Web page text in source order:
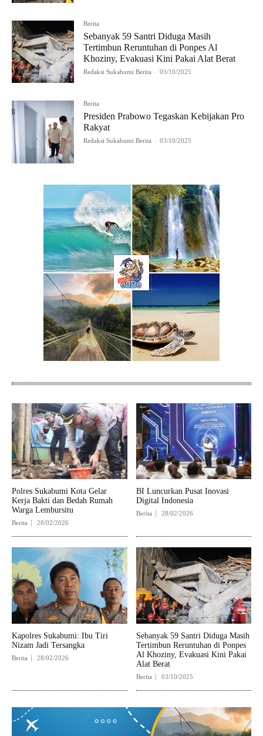
Berita
Sebanyak 59 Santri Diduga Masih
Tertimbun Reruntuhan di Ponpes Al
Khoziny, Evakuasi Kini Pakai Alat Berat
Redaksi Sukabumi Berita - 03/10/2025
Berita
Presiden Prabowo Tegaskan Kebijakan Pro
Rakyat
Redaksi Sukabumi Berita - 03/10/2025
Polres Sukabumi Kota Gelar
Kerja Bakti dan Bedah Rumah
Warga Lembursitu
Berita 28/02/2026
BI Luncurkan Pusat Inovasi
Digital Indonesia
Berita 28/02/2026
Kapolres Sukabumi: Ibu Tiri
Nizam Jadi Tersangka
Berita 28/02/2026
Sebanyak 59 Santri Diduga Masih
Tertimbun Reruntuhan di Ponpes
Al Khoziny, Evakuasi Kini Pakai
Alat Berat
Berita 03/10/2025